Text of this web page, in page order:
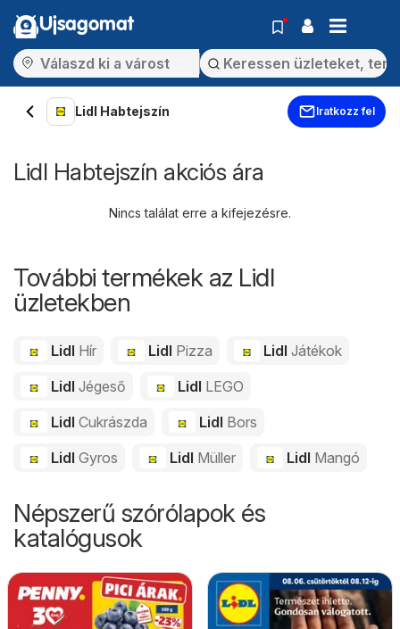
Ujsagomat
Lidl Habtejszín Iratkozz fel
Lidl Habtejszín akciós ára
Nincs találat erre a kifejezésre.
További termékek az Lidl
üzletekben
Lidl Hír Lidl Pizza LidlJátékok
Lidl Jégeső Lidl LEGO
Lidl Cukrászda Lidl Bors
Lidl Gyros Lidl Müller Lidl Mangó
Népszerű szórólapok és
katalógusok